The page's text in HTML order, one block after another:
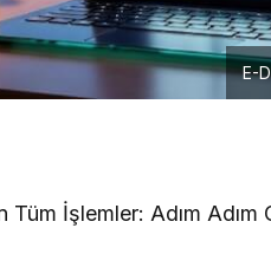
E-
İşlemler: Adım Adım